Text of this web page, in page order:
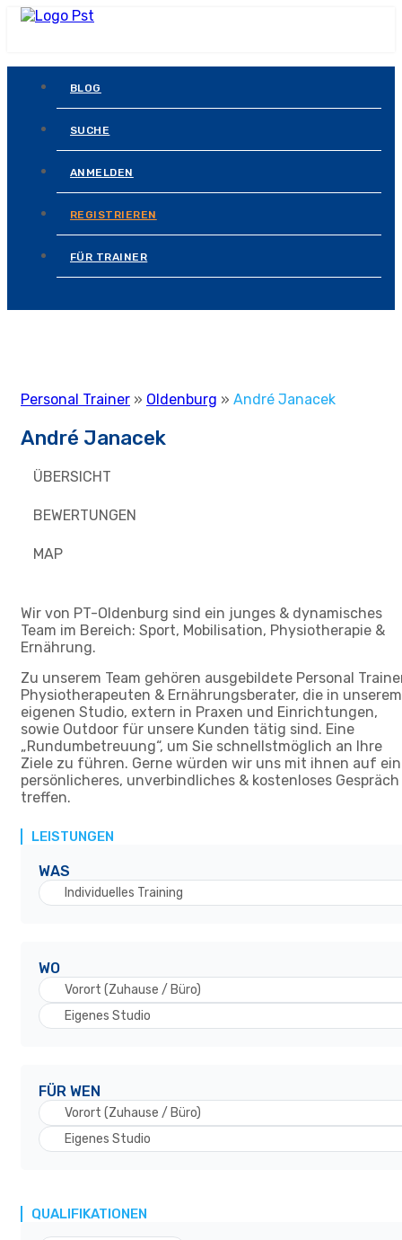
BLOG
SUCHE
ANMELDEN
REGISTRIEREN
FÜR TRAINER
Personal Trainer » Oldenburg » André Janacek
André Janacek
ÜBERSICHT
BEWERTUNGEN
MAP
Wir von PT-Oldenburg sind ein junges & dynamisches
Team im Bereich: Sport, Mobilisation, Physiotherapie &
Ernährung.
Zu unserem Team gehören ausgebildete Personal
Physiotherapeuten & Ernährungsberater, die in unserem
eigenen Studio, extern in Praxen und Einrichtungen,
sowie Outdoor für unsere Kunden tätig sind. Eine
„Rundumbetreuung“, um Sie schnellstmöglich an Ihre
Ziele zu führen. Gerne würden wir uns mit ihnen auf ein
persönlicheres, unverbindliches & kostenloses Gespräch
treffen.
LEISTUNGEN
WAS
Individuelles Training
WO
Vorort (Zuhause / Büro)
Eigenes Studio
FÜR WEN
Vorort (Zuhause / Büro)
Eigenes Studio
QUALIFIKATIONEN